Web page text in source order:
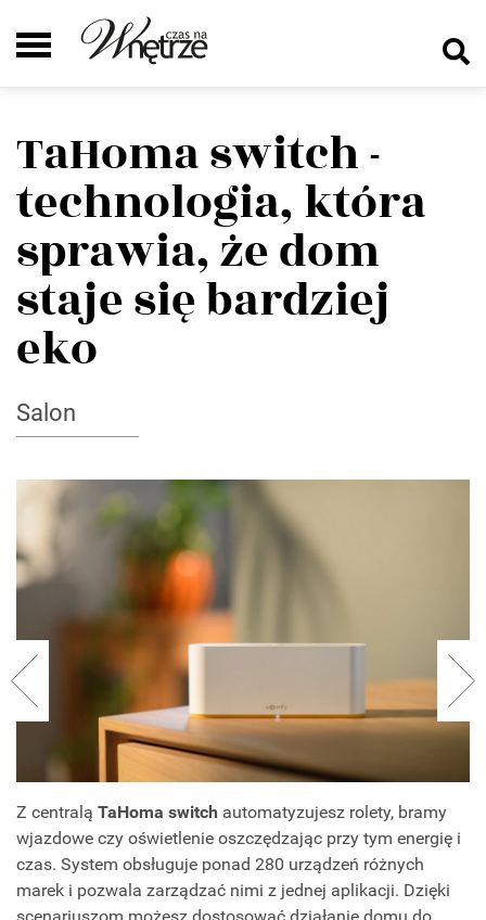
TaHoma switch -
technologia, która
sprawia, że dom
staje się bardziej
eko
Salon
Z centralą TaHoma switch automatyzujesz rolety, bramy
wjazdowe czy oświetlenie oszczędzając przy tym energię i
czas. System obsługuje ponad 280 urządzeń różnych
marek i pozwala zarządzać nimi z jednej aplikacji. Dzięki
scenariuszom możesz dostosować działanie domu do